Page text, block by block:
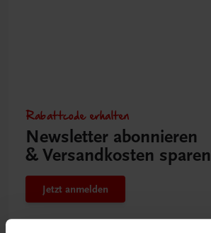
Rabattcode erhalten
Newsletter abonnieren
& Versandkosten sparen
Jetzt anmelden